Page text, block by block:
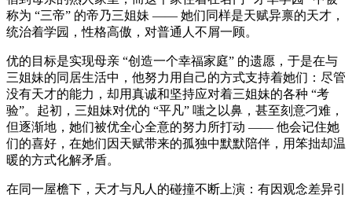
称为 “三帝” 的帝乃三姐妹 —— 她们同样是天赋异禀的天才，
统治着学园，性格高傲，对普通人不屑一顾。
优的目标是实现母亲 “创造一个幸福家庭” 的遗愿，于是在与
三姐妹的同居生活中，他努力用自己的方式支持着她们：尽管
没有天才的能力，却用真诚和坚持应对着三姐妹的各种 “考
验”。起初，三姐妹对优的 “平凡” 嗤之以鼻，甚至刻意刁难，
但逐渐地，她们被优全心全意的努力所打动 —— 他会记住她
们的喜好，在她们因天赋带来的孤独中默默陪伴，用笨拙却温
暖的方式化解矛盾。
在同一屋檐下，天才与凡人的碰撞不断上演：有因观念差异引